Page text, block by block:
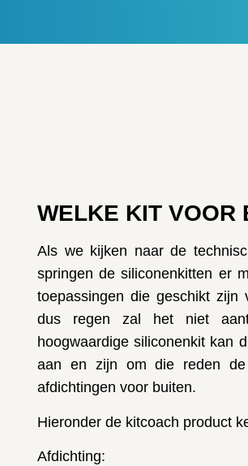
WELKE KIT VOOR
Als we kijken naar de
springen de siliconenkitten er
toepassingen die geschikt zijn
dus regen zal het niet
hoogwaardige siliconenkit kan
aan en zijn om die reden
afdichtingen voor buiten.
Hieronder de kitcoach product
Afdichting: